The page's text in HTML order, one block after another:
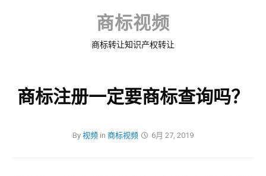
to
content
商标视频
商标转让知识产权转让
商标注册一定要商标查询吗？
By 视频 in 商标视频 6月 27, 2019